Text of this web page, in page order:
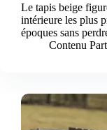
Le tapis beige
intérieure les plus
époques sans
Contenu